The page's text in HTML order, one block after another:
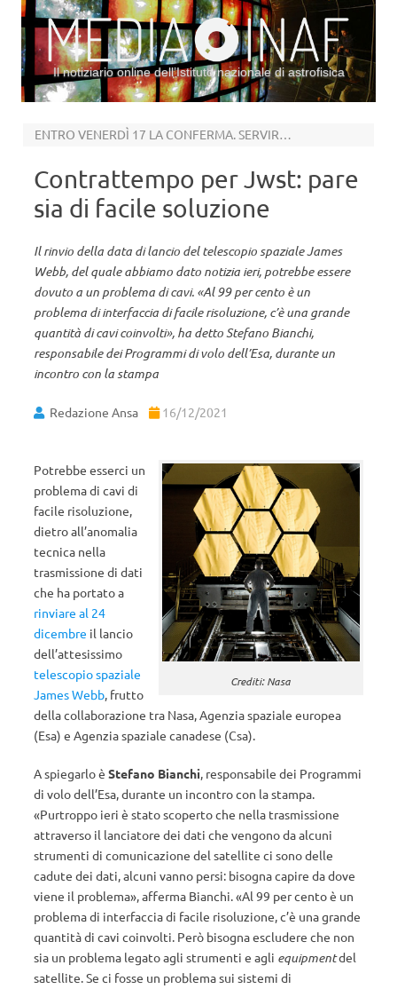
Il notiziario online dell’Istituto nazionale di astrofisica
ENTRO VENERDÌ 17 LA CONFERMA. SERVIRANNO POI 200 GIORNI PER I PRIMI DATI
Contrattempo per Jwst: pare
sia di facile soluzione
Il rinvio della data di lancio del telescopio spaziale James
Webb, del quale abbiamo dato notizia ieri, potrebbe essere
dovuto a un problema di cavi. «Al 99 per cento è un
problema di interfaccia di facile risoluzione, c’è una grande
quantità di cavi coinvolti», ha detto Stefano Bianchi,
responsabile dei Programmi di volo dell’Esa, durante un
incontro con la stampa
Redazione Ansa 16/12/2021
Crediti: Nasa
Potrebbe esserci un
problema di cavi di
facile risoluzione,
dietro all’anomalia
tecnica nella
trasmissione di dati
che ha portato a
rinviare al 24
dicembre il lancio
dell’attesissimo
telescopio spaziale
James Webb, frutto
della collaborazione tra Nasa, Agenzia spaziale europea
(Esa) e Agenzia spaziale canadese (Csa).
A spiegarlo è Stefano Bianchi, responsabile dei Programmi
di volo dell’Esa, durante un incontro con la stampa.
«Purtroppo ieri è stato scoperto che nella trasmissione
attraverso il lanciatore dei dati che vengono da alcuni
strumenti di comunicazione del satellite ci sono delle
cadute dei dati, alcuni vanno persi: bisogna capire da dove
viene il problema», afferma Bianchi. «Al 99 per cento è un
problema di interfaccia di facile risoluzione, c’è una grande
quantità di cavi coinvolti. Però bisogna escludere che non
sia un problema legato agli strumenti e agli equipmentdel
satellite. Se ci fosse un problema sui sistemi di